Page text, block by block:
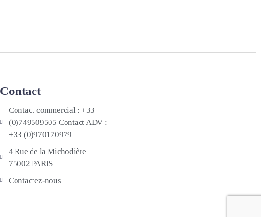
Contact
Contact commercial : +33
(0)749509505 Contact ADV :
+33 (0)970170979
4 Rue de la Michodière
75002 PARIS
Contactez-nous